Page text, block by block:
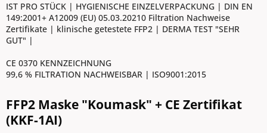
IST PRO STÜCK | HYGIENISCHE EINZELVERPACKUNG | DIN EN
149:2001+ A12009 (EU) 05.03.20210 Filtration Nachweise
Zertifikate | klinische getestete FFP2 | DERMA TEST "SEHR
GUT" |
CE 0370 KENNZEICHNUNG
99,6 % FILTRATION NACHWEISBAR | ISO9001:2015
FFP2 Maske "Koumask" + CE Zertifikat
(KKF-1AI)